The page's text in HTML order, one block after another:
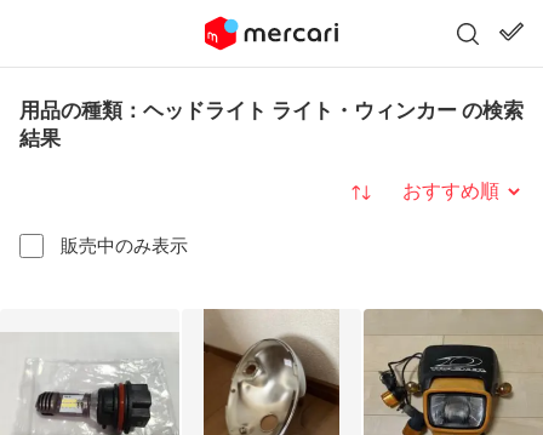
用品の種類：ヘッドライト ライト・ウィンカー の検索
結果
販売中のみ表示
並び替え